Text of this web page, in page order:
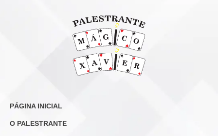
PÁGINA INICIAL
O PALESTRANTE